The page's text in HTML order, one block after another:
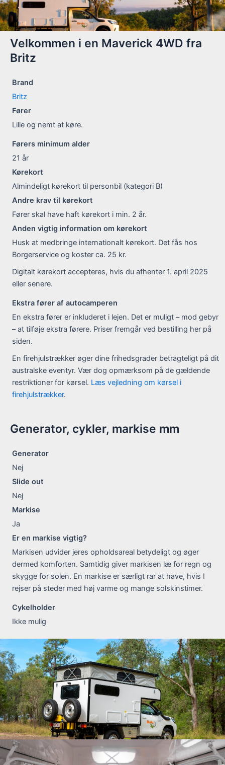
Velkommen i en Maverick 4WD fra
Britz
Brand
Britz
Fører
Lille og nemt at køre.
Førers minimum alder
21 år
Kørekort
Almindeligt kørekort til personbil (kategori B)
Andre krav til kørekort
Fører skal have haft kørekort i min. 2 år.
Anden vigtig information om kørekort
Husk at medbringe internationalt kørekort. Det fås hos
Borgerservice og koster ca. 25 kr.
Digitalt kørekort accepteres, hvis du afhenter 1. april 2025
eller senere.
Ekstra fører af autocamperen
En ekstra fører er inkluderet i lejen. Det er muligt – mod gebyr
– at tilføje ekstra førere. Priser fremgår ved bestilling her på
siden.
En firehjulstrækker øger dine frihedsgrader betragteligt på dit
australske eventyr. Vær dog opmærksom på de gældende
restriktioner for kørsel. Læs vejledning om kørsel i
firehjulstrækker.
Generator, cykler, markise mm
Generator
Nej
Slide out
Nej
Markise
Ja
Er en markise vigtig?
Markisen udvider jeres opholdsareal betydeligt og øger
dermed komforten. Samtidig giver markisen læ for regn og
skygge for solen. En markise er særligt rar at have, hvis I
rejser på steder med høj varme og mange solskinstimer.
Cykelholder
Ikke mulig